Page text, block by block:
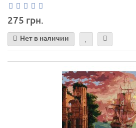
275 грн.
Нет в наличии